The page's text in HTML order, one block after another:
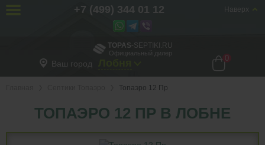
TOPAS-SEPTIKI.RU
Официальный дилер
Ваш город
0
Топаэро 12 Пр
ТОПАЭРО 12 ПР В ЛОБНЕ
Наверх
+7 (499) 344 01 12